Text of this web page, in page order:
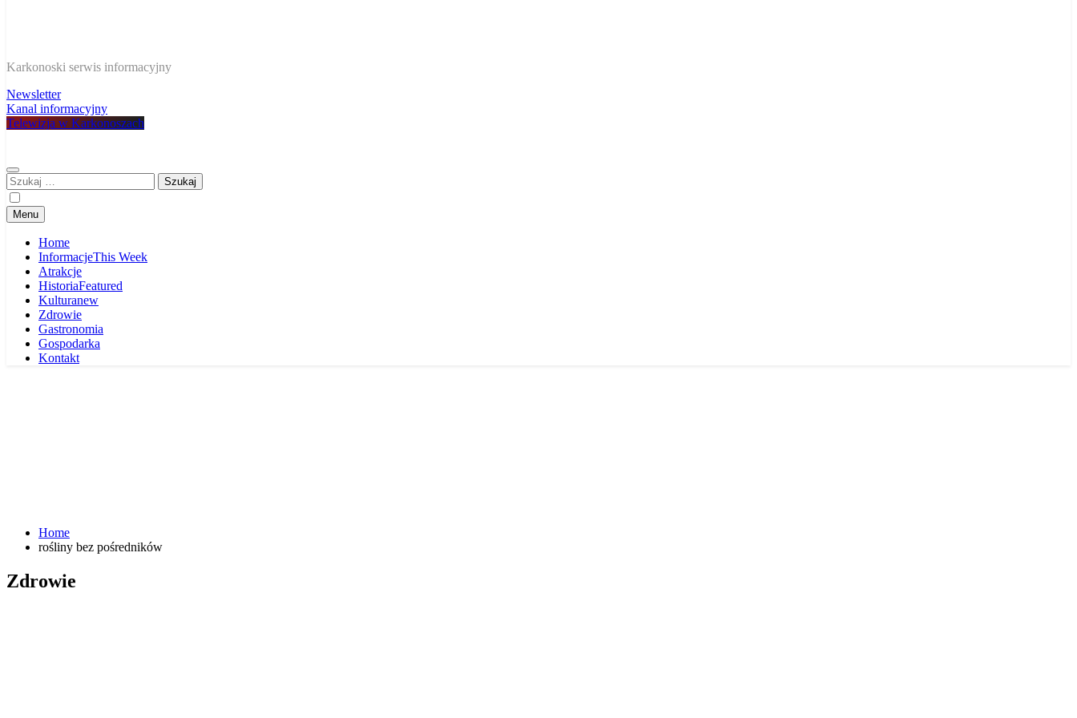
W Karkonoszach
Karkonoski serwis informacyjny
Newsletter
Kanal informacyjny
Telewizja w Karkonoszach
Szukaj:
Menu
Home
InformacjeThis Week
Atrakcje
HistoriaFeatured
Kulturanew
Zdrowie
Gastronomia
Gospodarka
Kontakt
Home
rośliny bez pośredników
Zdrowie